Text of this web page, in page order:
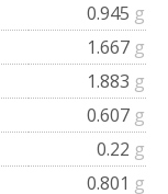
0.945 g
1.667 g
1.883 g
0.607 g
0.22 g
0.801 g